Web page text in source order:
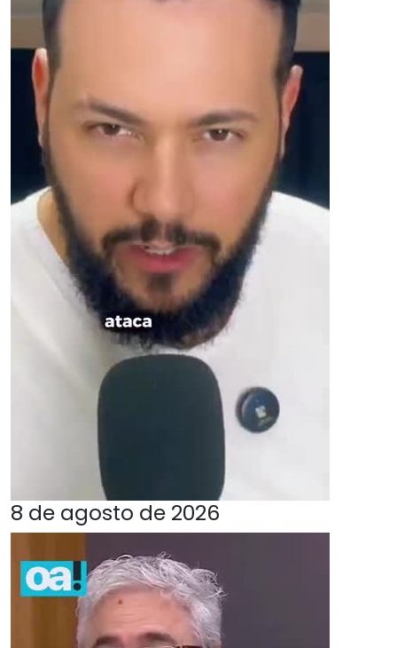
8 de agosto de 2026